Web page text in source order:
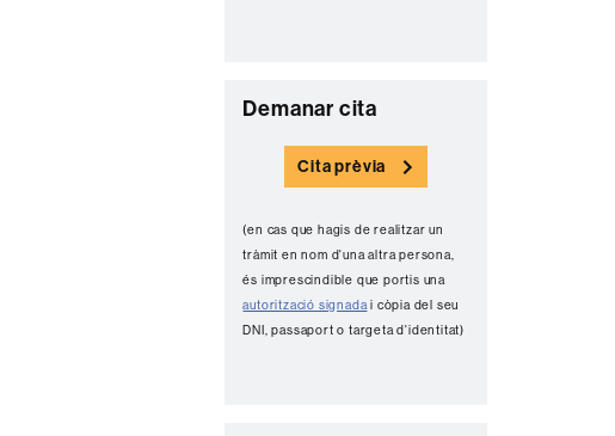
C
t
a
c
t
Demanar cita
Cita prèvia
(en cas que hagis de realitzar un
tràmit en nom d'una altra persona,
és imprescindible que portis una
autorització signada i còpia del seu
DNI, passaport o targeta d'identitat)